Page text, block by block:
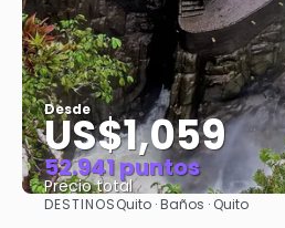
Desde
US$1,059
52.941 puntos
Precio total
Ver
DESTINOSQuito · Baños · Quito